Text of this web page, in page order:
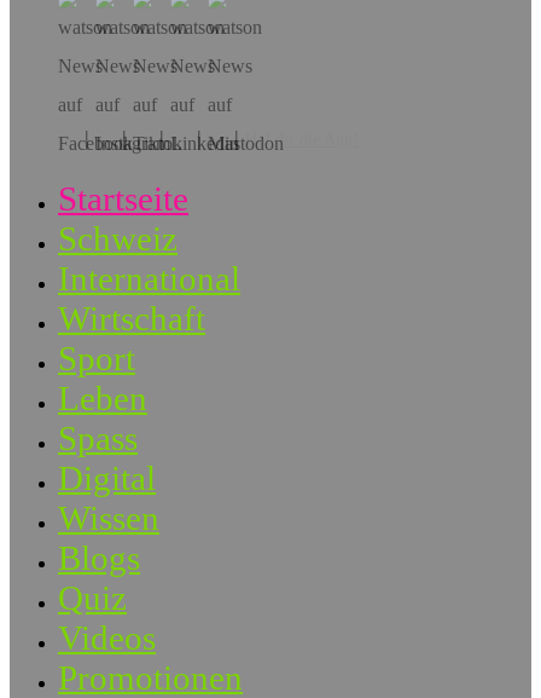
Hol dir die App!
Startseite
Schweiz
International
Wirtschaft
Sport
Leben
Spass
Digital
Wissen
Blogs
Quiz
Videos
Promotionen